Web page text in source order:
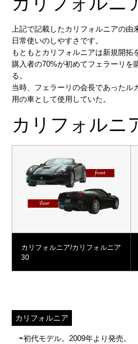
上記で記載したカリフォルニアの
日常使いのしやすさです。
もともとカリフォルニアは新規開拓
購入者の70%が初めてフェラーリを
る。
当時、フェラーリの会長であったル
用の車として使用していた。
カリフォルニ
カリフォルニア/カリフォルニア
30
カリフォルニア
⇨初代モデル。2009年より発売。